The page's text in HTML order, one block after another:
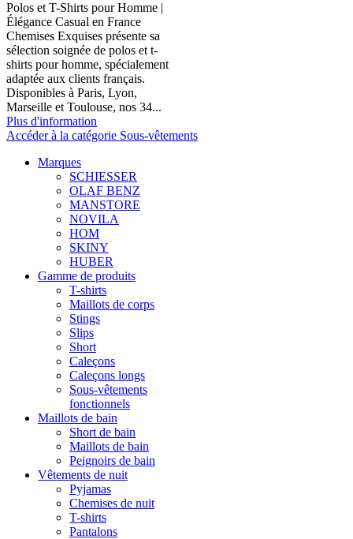
Polos et T-Shirts pour Homme |
Élégance Casual en France
Chemises Exquises présente sa
sélection soignée de polos et t-
shirts pour homme, spécialement
adaptée aux clients français.
Disponibles à Paris, Lyon,
Marseille et Toulouse, nos 34...
Plus d'information
Accéder à la catégorie Sous-vêtements
Marques
SCHIESSER
OLAF BENZ
MANSTORE
NOVILA
HOM
SKINY
HUBER
Gamme de produits
T-shirts
Maillots de corps
Stings
Slips
Short
Caleçons
Caleçons longs
Sous-vêtements
fonctionnels
Maillots de bain
Short de bain
Maillots de bain
Peignoirs de bain
Vêtements de nuit
Pyjamas
Chemises de nuit
T-shirts
Pantalons